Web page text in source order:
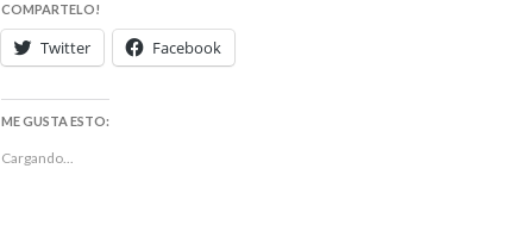
COMPARTELO!
Twitter Facebook
ME GUSTA ESTO:
Cargando...